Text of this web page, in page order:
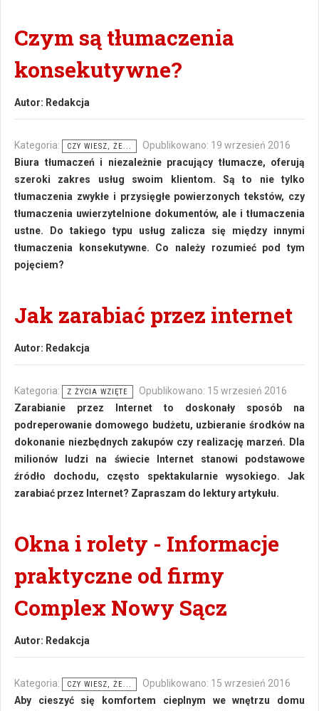
Czym są tłumaczenia
konsekutywne?
Autor: Redakcja
Kategoria: CZY WIESZ, ŻE...
Opublikowano: 19 wrzesień 2016
Biura tłumaczeń i niezależnie pracujący tłumacze, oferują
szeroki zakres usług swoim klientom. Są to nie tylko
tłumaczenia zwykłe i przysięgłe powierzonych tekstów, czy
tłumaczenia uwierzytelnione dokumentów, ale i tłumaczenia
ustne. Do takiego typu usług zalicza się między innymi
tłumaczenia konsekutywne. Co należy rozumieć pod tym
pojęciem?
Jak zarabiać przez internet
Autor: Redakcja
Kategoria: Z ŻYCIA WZIĘTE
Opublikowano: 15 wrzesień 2016
Zarabianie przez Internet to doskonały sposób na
podreperowanie domowego budżetu, uzbieranie środków na
dokonanie niezbędnych zakupów czy realizację marzeń. Dla
milionów ludzi na świecie Internet stanowi podstawowe
źródło dochodu, często spektakularnie wysokiego. Jak
zarabiać przez Internet? Zapraszam do lektury artykułu.
Okna i rolety - Informacje
praktyczne od firmy
Complex Nowy Sącz
Autor: Redakcja
Kategoria: CZY WIESZ, ŻE...
Opublikowano: 15 wrzesień 2016
Aby cieszyć się komfortem cieplnym we wnętrzu domu